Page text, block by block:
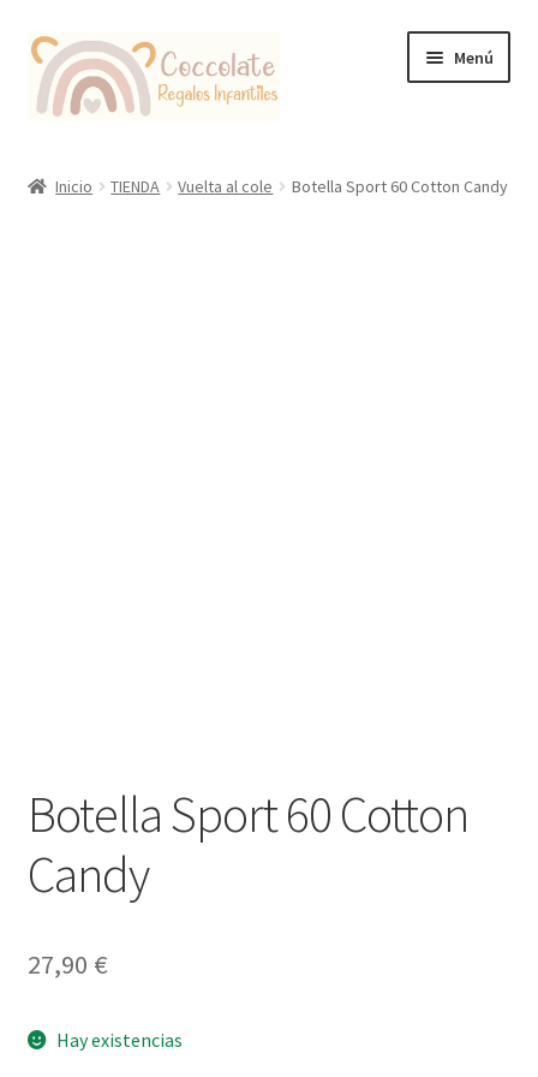
Ir
la
Ir
contenido
Menú
Inicio TIENDA Vuelta al cole Botella Sport 60 Cotton Candy
Botella Sport 60 Cotton
Candy
27,90 €
Hay existencias